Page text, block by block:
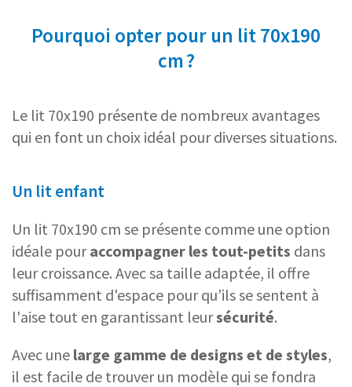
Pourquoi opter pour un lit 70x190
cm ?
Le lit 70x190 présente de nombreux avantages
qui en font un choix idéal pour diverses situations.
Un lit enfant
Un lit 70x190 cm se présente comme une option
idéale pouraccompagner les tout-petits dans
leur croissance. Avec sa taille adaptée, il offre
suffisamment d'espace pour qu’ils se sentent à
l'aise tout en garantissant leursécurité.
Avec une large gamme de designs et de styles,
il est facile de trouver un modèle qui se fondra